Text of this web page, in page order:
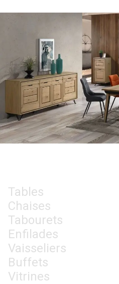
Tables
Chaises
Tabourets
Enfilades
Vaisseliers
Buffets
Vitrines